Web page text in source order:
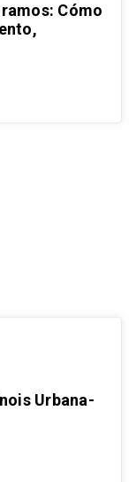
Cómo
Urbana-